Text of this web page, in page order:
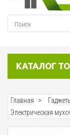
КАТАЛОГ
Главная
Электрическая